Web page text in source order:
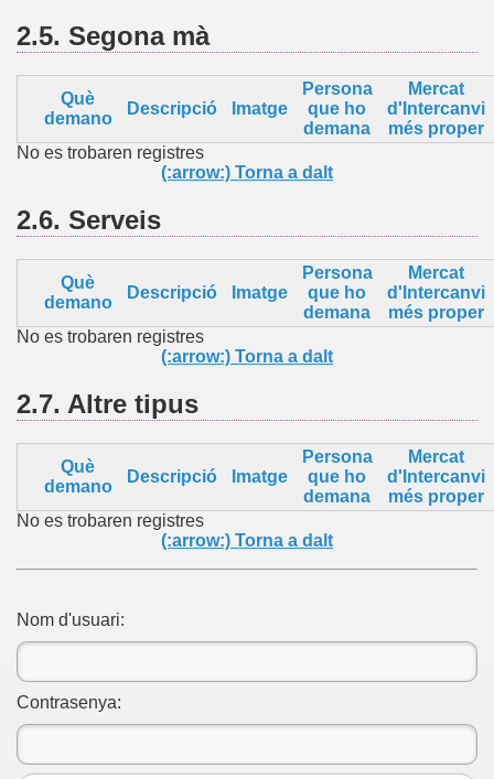
2.5. Segona mà
Què
demano
Descripció Imatge
Persona
que ho
demana
Mercat
d'Intercanvi
més proper
No es trobaren registres
(:arrow:) Torna a dalt
2.6. Serveis
Què
demano
Descripció Imatge
Persona
que ho
demana
Mercat
d'Intercanvi
més proper
No es trobaren registres
(:arrow:) Torna a dalt
2.7. Altre tipus
Què
demano
Descripció Imatge
Persona
que ho
demana
Mercat
d'Intercanvi
més proper
No es trobaren registres
(:arrow:) Torna a dalt
Nom d'usuari:
Contrasenya: